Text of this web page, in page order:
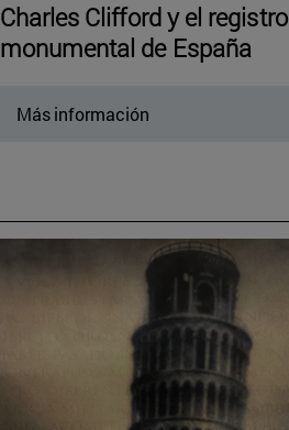
Charles Clifford y el registro
monumental de España
Más información